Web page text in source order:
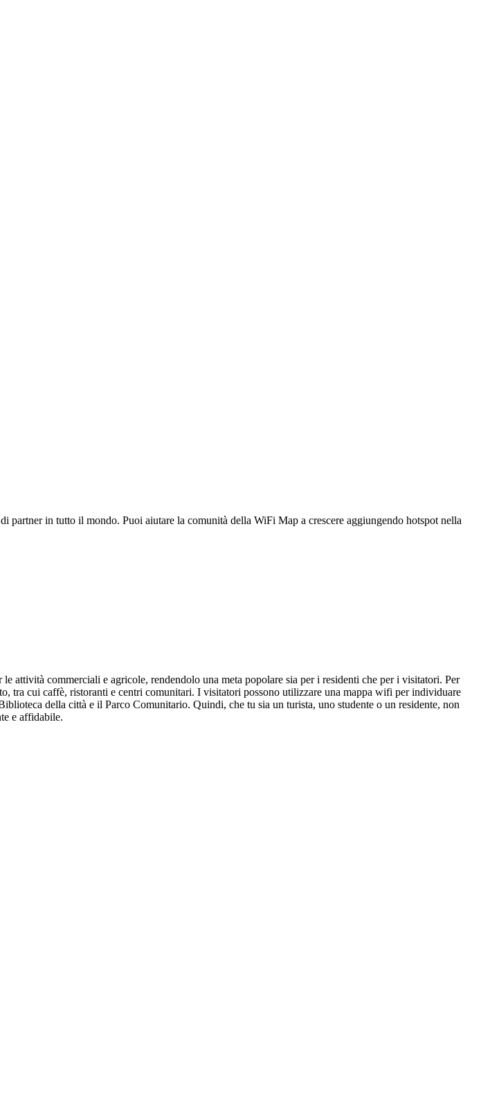
in tutto il mondo. Puoi aiutare la comunità della WiFi Map a crescere aggiungendo hotspot nella
attività commerciali e agricole, rendendolo una meta popolare sia per i residenti che per i visitatori. Per
tra cui caffè, ristoranti e centri comunitari. I visitatori possono utilizzare una mappa wifi per individuare
della città e il Parco Comunitario. Quindi, che tu sia un turista, uno studente o un residente, non
e affidabile.